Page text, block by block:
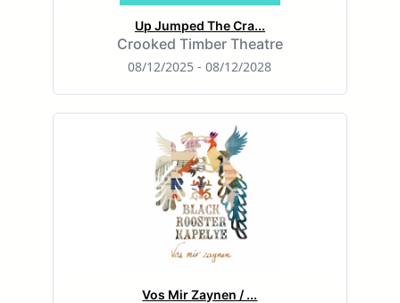
Up Jumped The Cra...
Crooked Timber Theatre
08/12/2025 - 08/12/2028
Vos Mir Zaynen / ...